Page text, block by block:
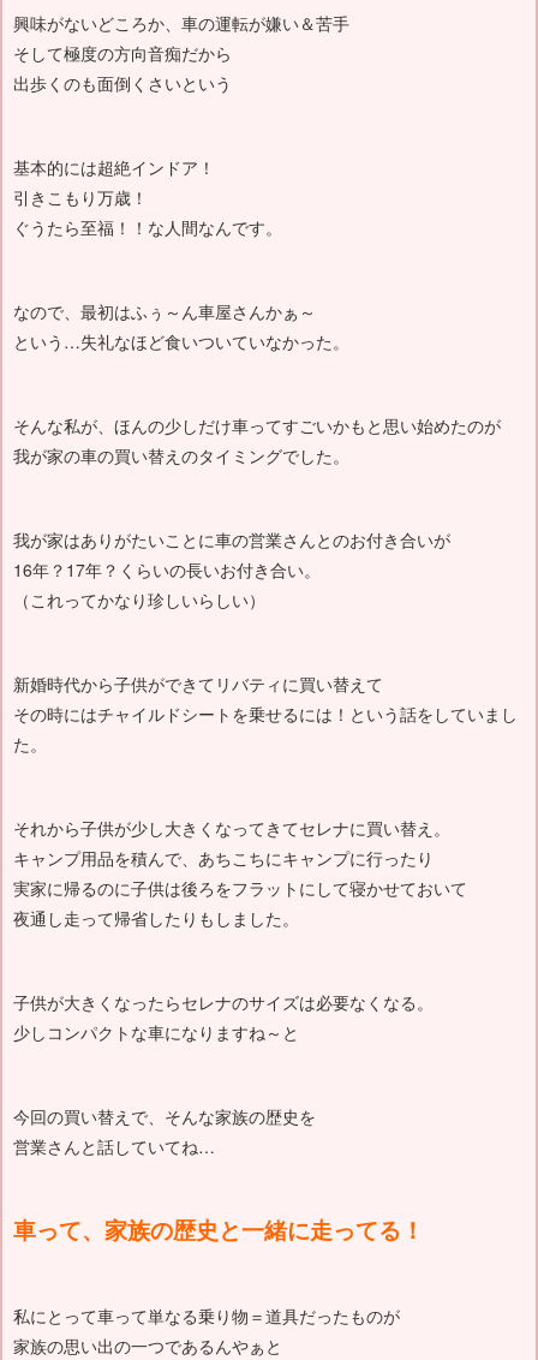
興味がないどころか、車の運転が嫌い＆苦手
そして極度の方向音痴だから
出歩くのも面倒くさいという
基本的には超絶インドア！
引きこもり万歳！
ぐうたら至福！！な人間なんです。
なので、最初はふぅ～ん車屋さんかぁ～
という…失礼なほど食いついていなかった。
そんな私が、ほんの少しだけ車ってすごいかもと思い始めたのが
我が家の車の買い替えのタイミングでした。
我が家はありがたいことに車の営業さんとのお付き合いが
16年？17年？くらいの長いお付き合い。
（これってかなり珍しいらしい）
新婚時代から子供ができてリバティに買い替えて
その時にはチャイルドシートを乗せるには！という話をしていまし
た。
それから子供が少し大きくなってきてセレナに買い替え。
キャンプ用品を積んで、あちこちにキャンプに行ったり
実家に帰るのに子供は後ろをフラットにして寝かせておいて
夜通し走って帰省したりもしました。
子供が大きくなったらセレナのサイズは必要なくなる。
少しコンパクトな車になりますね～と
今回の買い替えで、そんな家族の歴史を
営業さんと話していてね…
車って、家族の歴史と一緒に走ってる！
私にとって車って単なる乗り物＝道具だったものが
家族の思い出の一つであるんやぁと